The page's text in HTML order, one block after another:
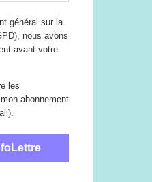
général sur la
nous avons
avant votre
les
abonnement